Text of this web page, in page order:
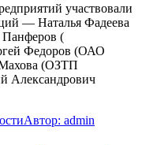
участвовали
— Наталья Фадеева
(
Федоров (ОАО
(ОЗТП
Александрович
Автор: admin